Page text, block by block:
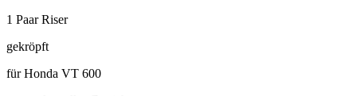
1 Paar Riser
gekröpft
für Honda VT 600